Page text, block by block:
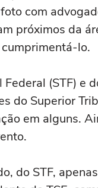
com
próximos da
lo.
(STF) e
do Superior
em alguns.
do STF,